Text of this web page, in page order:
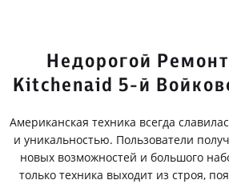
Недорогой
Kitchenaid 5-й
Американская техника всегда
и уникальностью. Пользователи
новых возможностей и большого
только техника выходит из строя,